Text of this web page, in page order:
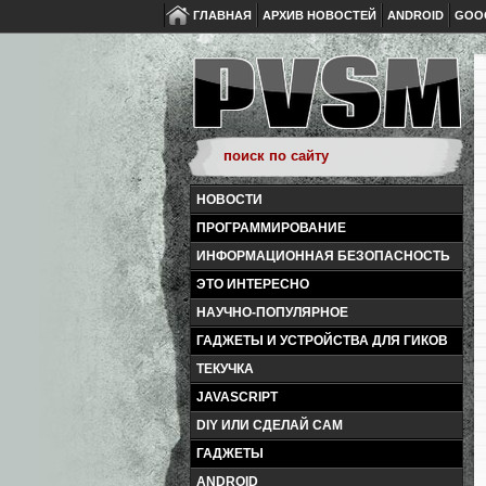
ГЛАВНАЯ АРХИВ НОВОСТЕЙ ANDROID
НОВОСТИ
ПРОГРАММИРОВАНИЕ
ИНФОРМАЦИОННАЯ БЕЗОПАСНОСТЬ
ЭТО ИНТЕРЕСНО
НАУЧНО-ПОПУЛЯРНОЕ
ГАДЖЕТЫ И УСТРОЙСТВА ДЛЯ ГИКОВ
ТЕКУЧКА
JAVASCRIPT
DIY ИЛИ СДЕЛАЙ САМ
ГАДЖЕТЫ
ANDROID